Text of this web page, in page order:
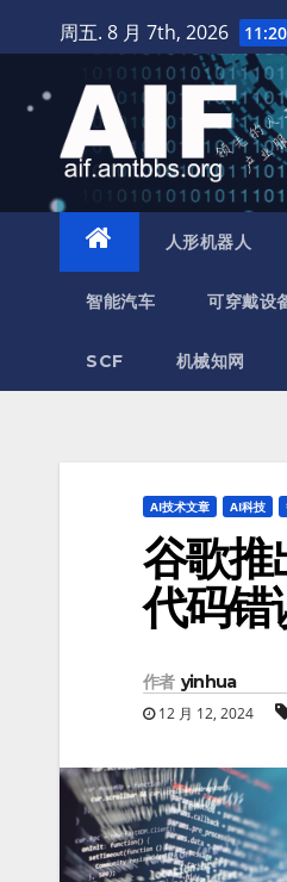
至
周五. 8 月 7th, 2026
人形机器人
智能汽车 可穿戴设
SCF 机械知网
AI技术文章 AI科技
谷歌
代码错
作者 yinhua
12 月 12, 2024